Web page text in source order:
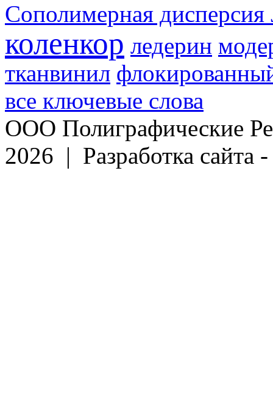
Сополимерная дисперсия
коленкор ледерин
тканвинил
все ключевые слова
ООО Полиграфические
2026 | Разработка сайта